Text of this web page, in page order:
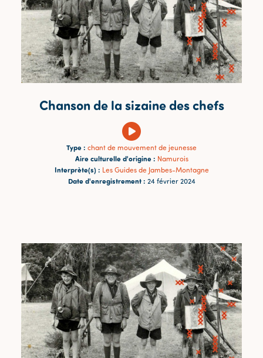
Chanson de la sizaine des chefs
Type : chant de mouvement de jeunesse
Aire culturelle d'origine : Namurois
Interprète(s) : Les Guides de Jambes-Montagne
Date d'enregistrement : 24 février 2024